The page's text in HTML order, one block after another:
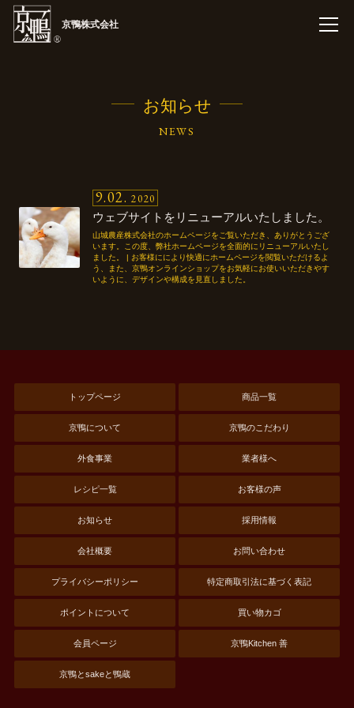
京鴨株式会社
お知らせ
NEWS
9 02 2020
ウェブサイトをリニューアルいたしました。
山城農産株式会社のホームページをご覧いただき、ありがとうござ
います。この度、弊社ホームページを全面的にリニューアルいたし
ました。 | お客様ににより快適にホームページを閲覧いただけるよ
う、また、京鴨オンラインショップをお気軽にお使いいただきやす
いように、デザインや構成を見直しました。
トップページ 商品一覧
京鴨について 京鴨のこだわり
外食事業 業者様へ
レシピ一覧 お客様の声
お知らせ 採用情報
会社概要 お問い合わせ
プライバシーポリシー 特定商取引法に基づく表記
ポイントについて 買い物カゴ
会員ページ 京鴨Kitchen 善
京鴨とsakeと鴨蔵